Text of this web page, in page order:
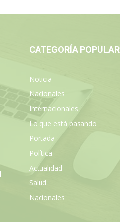
CATEGORÍA POPULAR
Noticia
Nacionales
Internacionales
Lo que está pasando
Portada
Política
Actualidad
Salud
Nacionales